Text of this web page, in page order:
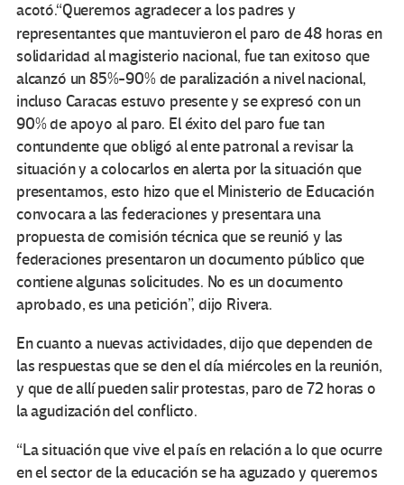
acotó.“Queremos agradecer a los padres y
representantes que mantuvieron el paro de 48 horas en
solidaridad al magisterio nacional, fue tan exitoso que
alcanzó un 85%-90% de paralización a nivel nacional,
incluso Caracas estuvo presente y se expresó con un
90% de apoyo al paro. El éxito del paro fue tan
contundente que obligó al ente patronal a revisar la
situación y a colocarlos en alerta por la situación que
presentamos, esto hizo que el Ministerio de Educación
convocara a las federaciones y presentara una
propuesta de comisión técnica que se reunió y las
federaciones presentaron un documento público que
contiene algunas solicitudes. No es un documento
aprobado, es una petición”, dijo Rivera.
En cuanto a nuevas actividades, dijo que dependen de
las respuestas que se den el día miércoles en la reunión,
y que de allí pueden salir protestas, paro de 72 horas o
la agudización del conflicto.
“La situación que vive el país en relación a lo que ocurre
en el sector de la educación se ha aguzado y queremos